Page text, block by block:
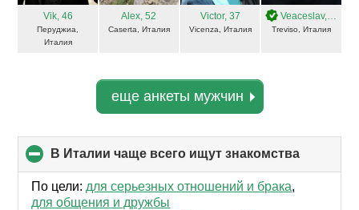
Vik, 46
Перуджиа,
Италия
Alex, 52
Caserta, Италия
Victor, 37
Vicenza, Италия
Veaceslav, 48
Treviso, Италия
еще анкеты мужчин
В Италии чаще всего ищут знакомства
to
По цели: для серьезных отношений и брака,
для общения и дружбы